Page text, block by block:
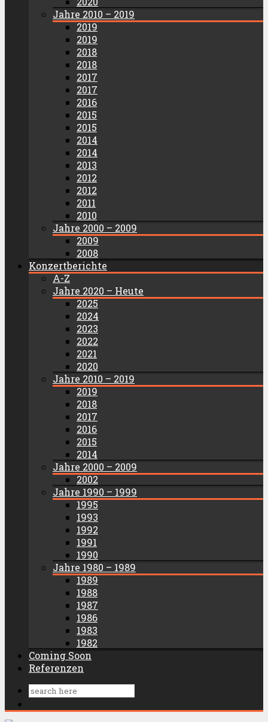
Jahre 2010 – 2019
2019
2019
2018
2018
2017
2017
2016
2015
2015
2014
2014
2013
2012
2012
2011
2010
Jahre 2000 – 2009
2009
2008
Konzertberichte
A-Z
Jahre 2020 – Heute
2025
2024
2023
2022
2021
2020
Jahre 2010 – 2019
2019
2018
2017
2016
2015
2014
Jahre 2000 – 2009
2002
Jahre 1990 – 1999
1995
1993
1992
1991
1990
Jahre 1980 – 1989
1989
1988
1987
1986
1983
1982
Coming Soon
Referenzen